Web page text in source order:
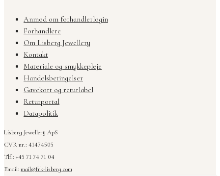
Anmod om forhandlerlogin
Forhandlere
Om Lisberg Jewellery
Kontakt
Materiale og smykkepleje
Handelsbetingelser
Gavekort og returlabel
Returportal
Datapolitik
Lisberg Jewellery ApS
CVR nr.: 41474505
Tlf.: +45 71 74 71 04
Email: mail@frk-lisberg.com